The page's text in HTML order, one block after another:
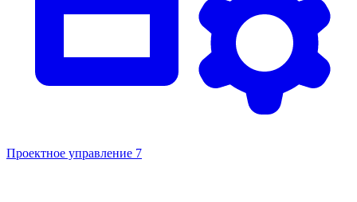
Проектное управление 7